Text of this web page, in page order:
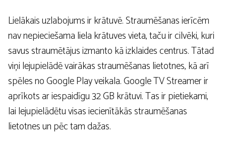
Lielākais uzlabojums ir krātuvē. Straumēšanas ierīcēm
nav nepieciešama liela krātuves vieta, taču ir cilvēki, kuri
savus straumētājus izmanto kā izklaides centrus. Tātad
viņi lejupielādē vairākas straumēšanas lietotnes, kā arī
spēles no Google Play veikala. Google TV Streamer ir
aprīkots ar iespaidīgu 32 GB krātuvi. Tas ir pietiekami,
lai lejupielādētu visas iecienītākās straumēšanas
lietotnes un pēc tam dažas.